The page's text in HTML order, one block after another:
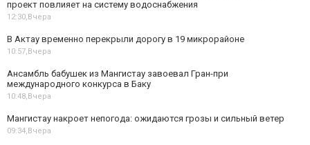
проект повлияет на систему водоснабжения
12:30, Вчера
В Актау временно перекрыли дорогу в 19 микрорайоне
10:57, Вчера
Ансамбль бабушек из Мангистау завоевал Гран-при
международного конкурса в Баку
10:48, Вчера
Мангистау накроет непогода: ожидаются грозы и сильный ветер
09:34, Вчера